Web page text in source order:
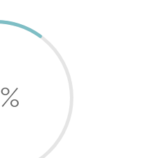
%